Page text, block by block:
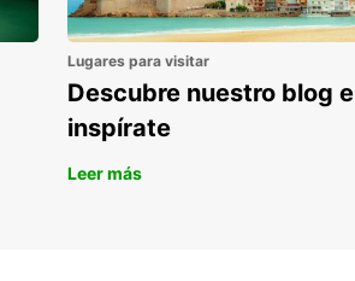
Lugares para visitar
Descubre nuestro blog e
inspírate
Leer más